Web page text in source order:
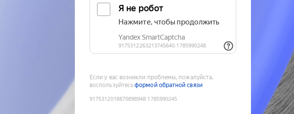
Если у вас возникли проблемы, пожалуйста,
воспользуйтесьформой обратной связи
9175312018870898948:1785990245